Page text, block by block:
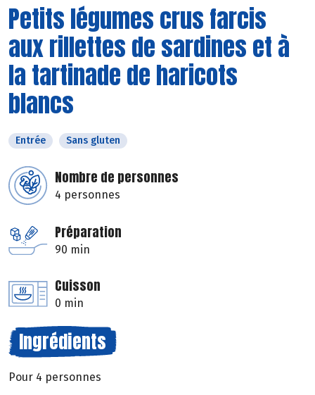
Petits légumes crus farcis
aux rillettes de sardines et à
la tartinade de haricots
blancs
Entrée Sans gluten
Nombre de personnes
4 personnes
Préparation
90 min
Cuisson
0 min
Ingrédients
Pour 4 personnes